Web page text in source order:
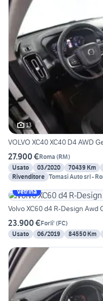
13
VOLVO XC40 XC40 D4 AWD
27.900 €Roma (RM)
Usato
03/2020 70439 Km
Rivenditore Tomasi Auto srl -
Vetrina
Volvo XC60 d4 R-Design Awd
23.900 €Forli' (FC)
Usato
06/2019 84550 Km